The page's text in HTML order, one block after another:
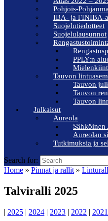
Pohjois-
IBA- ja FINIBA-
Suojelutiedotteet
Suojelulausunnot
PPLY:n
Tauvon
Tauvon
Tauvon
Tauvon
Julkaisut
Aureola
Sähköinen
Aureolan
Tutkimuksia ja
Search for:
Home » Pinnat ja rallit »
Talviralli 2025
| 2025 | 2024 | 2023 | 2022 | 2021